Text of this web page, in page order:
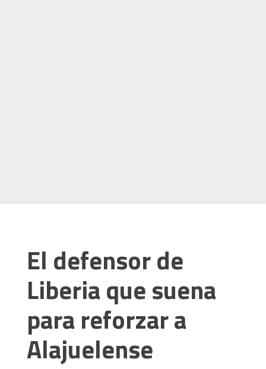
El defensor de
Liberia que suena
para reforzar a
Alajuelense